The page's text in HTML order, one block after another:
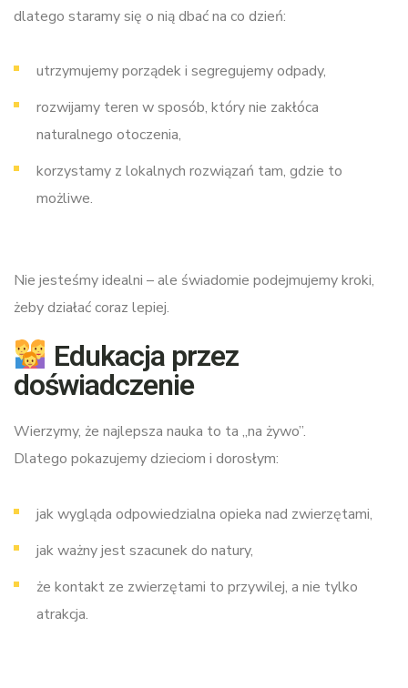
dlatego staramy się o nią dbać na co dzień:
utrzymujemy porządek i segregujemy odpady,
rozwijamy teren w sposób, który nie zakłóca
naturalnego otoczenia,
korzystamy z lokalnych rozwiązań tam, gdzie to
możliwe.
Nie jesteśmy idealni – ale świadomie podejmujemy kroki,
żeby działać coraz lepiej.
Edukacja przez
doświadczenie
Wierzymy, że najlepsza nauka to ta „na żywo”.
Dlatego pokazujemy dzieciom i dorosłym:
jak wygląda odpowiedzialna opieka nad zwierzętami,
jak ważny jest szacunek do natury,
że kontakt ze zwierzętami to przywilej, a nie tylko
atrakcja.